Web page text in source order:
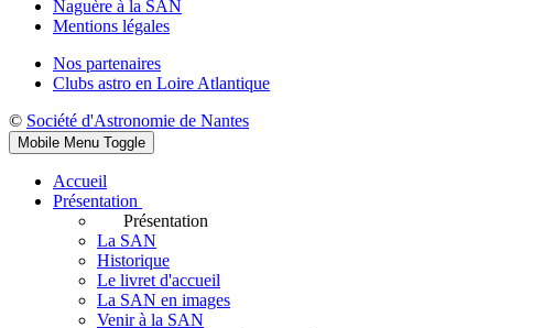
Naguère à la SAN
Mentions légales
Nos partenaires
Clubs astro en Loire Atlantique
© Société d'Astronomie de Nantes
Mobile Menu Toggle
Accueil
Présentation
Présentation
La SAN
Historique
Le livret d'accueil
La SAN en images
Venir à la SAN